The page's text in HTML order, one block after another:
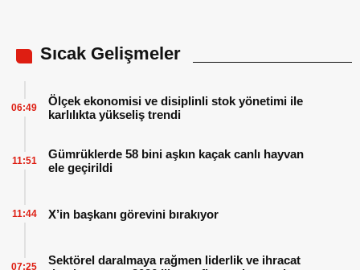
Sıcak Gelişmeler
Ölçek ekonomisi ve disiplinli stok yönetimi ile
karlılıkta yükseliş trendi
06:49
Gümrüklerde 58 bini aşkın kaçak canlı hayvan
ele geçirildi
11:51
X’in başkanı görevini bırakıyor
11:44
Sektörel daralmaya rağmen liderlik ve ihracat
07:25